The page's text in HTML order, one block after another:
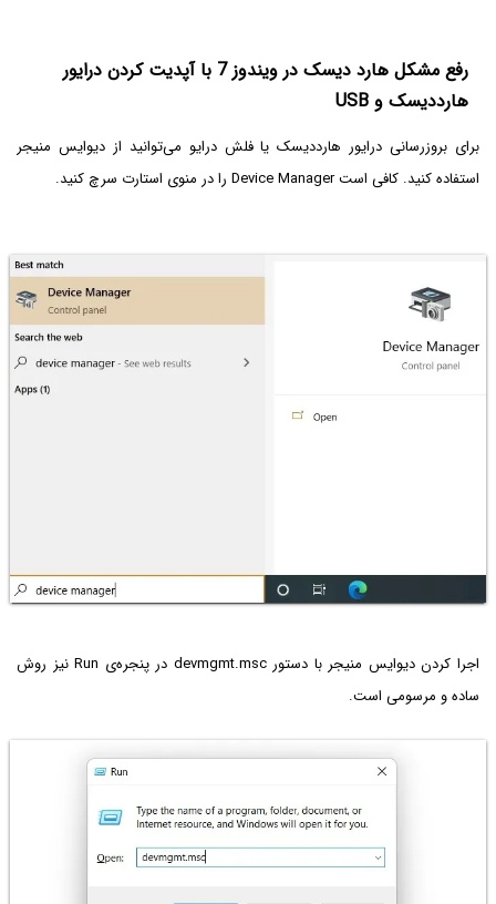
رفع مشکل هارد دیسک در ویندوز 7 با آپدیت کردن درایور
هارددیسک و USB
برای بروزرسانی درایور هارددیسک یا فلش درایو می‌توانید از دیوایس منیجر
استفاده کنید. کافی است Device Manager را در منوی استارت سرچ کنید.
اجرا کردن دیوایس منیجر با دستور devmgmt.msc در پنجره‌ی Run نیز روش
ساده و مرسومی است.